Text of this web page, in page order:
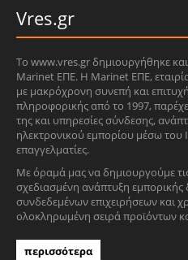
Vres.gr
Το www.vres.gr δημιουργήθηκε
Marinet ΕΠΕ. Η Marinet ΕΠΕ,
με μακρόχρονη συνεπή και
πληροφορικής από το 1997,
της και υπηρεσίες σύνδεσης,
ηλεκτρονικού εμπορίου μέσω του
επαγγελματίες.
Με όραμά μας να δημιουργούμε
σχεδιασμένη ανάπτυξη
συνδεδεμένων επιχειρήσεων και
ολοκληρωμένη σειρά προϊόντων
περισσότερα